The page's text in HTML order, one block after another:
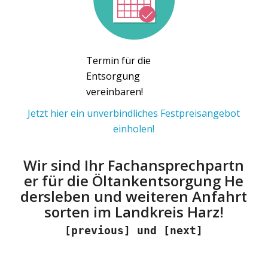
Termin für die
Entsorgung
vereinbaren!
Jetzt hier ein unverbindliches Festpreisangebot
einholen!
Wir sind Ihr Fachansprechpartn
er für die Öltankentsorgung He
dersleben und weiteren Anfahrt
sorten im Landkreis Harz!
[previous] und [next]